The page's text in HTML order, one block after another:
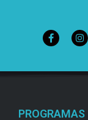
PROGRAMAS